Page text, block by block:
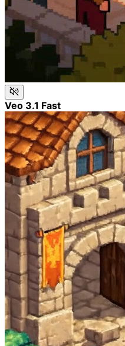
Veo 3.1 Fast